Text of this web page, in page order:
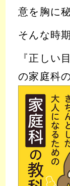
意を胸に
そんな時
『正しい
の家庭科